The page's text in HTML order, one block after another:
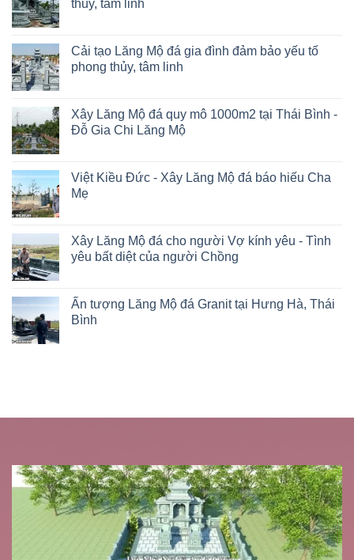
thủy, tâm linh
Cải tạo Lăng Mộ đá gia đình đảm bảo yếu tố
phong thủy, tâm linh
Xây Lăng Mộ đá quy mô 1000m2 tại Thái Bình -
Đỗ Gia Chi Lăng Mộ
Việt Kiều Đức - Xây Lăng Mộ đá báo hiếu Cha
Mẹ
Xây Lăng Mộ đá cho người Vợ kính yêu - Tình
yêu bất diệt của người Chồng
Ấn tượng Lăng Mộ đá Granit tại Hưng Hà, Thái
Bình